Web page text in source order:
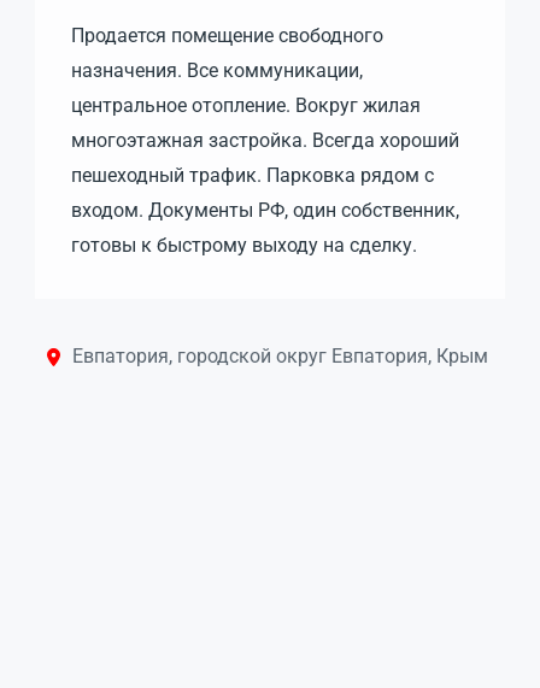
Продается помещение свободного
назначения. Все коммуникации,
центральное отопление. Вокруг жилая
многоэтажная застройка. Всегда хороший
пешеходный трафик. Парковка рядом с
входом. Документы РФ, один собственник,
готовы к быстрому выходу на сделку.
Евпатория, городской округ Евпатория, Крым